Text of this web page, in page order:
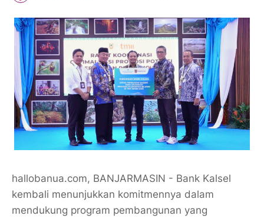
hallobanua.com, BANJARMASIN - Bank Kalsel
kembali menunjukkan komitmennya dalam
mendukung program pembangunan yang